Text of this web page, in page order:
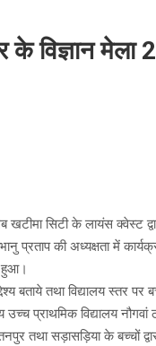
के विज्ञान मेला
सिटी के लायंस क्वेस्ट
प्रताप की अध्यक्षता में
हुआ।
तथा विद्यालय स्तर पर
प्राथमिक विद्यालय नौगवां
तथा सड़ासड़िया के बच्चों